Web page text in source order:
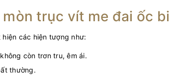
trục vít me đai ốc bi
các hiện tượng như:
còn trơn tru, êm ái.
thường.